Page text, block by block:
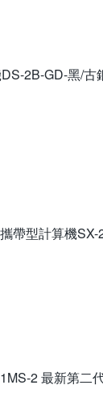
2B-GD-黑/古
帶型計算機SX-
2 最新第二